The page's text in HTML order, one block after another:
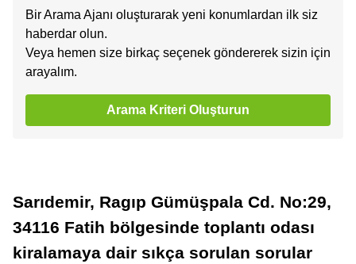
Bir Arama Ajanı oluşturarak yeni konumlardan ilk siz
haberdar olun.
Veya hemen size birkaç seçenek göndererek sizin için
arayalım.
Arama Kriteri Oluşturun
Sarıdemir, Ragıp Gümüşpala Cd. No:29,
34116 Fatih bölgesinde toplantı odası
kiralamaya dair sıkça sorulan sorular